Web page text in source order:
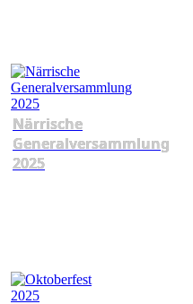
Närrische
Generalversammlung
2025